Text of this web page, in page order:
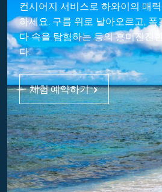
컨시어지 서비스로 하와이의 매력
하세요. 구름 위로 날아오르고, 폭
다 속을 탐험하는 등의 흥미진진
다.
체험 예약하기